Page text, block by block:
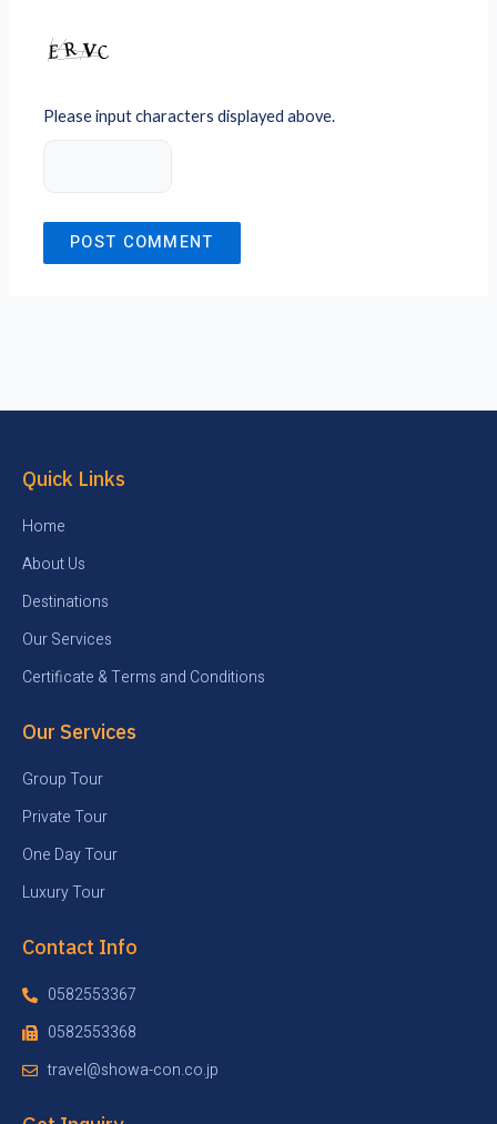
Please input characters displayed above.
Quick Links
Home
About Us
Destinations
Our Services
Certificate & Terms and Conditions
Our Services
Group Tour
Private Tour
One Day Tour
Luxury Tour
Contact Info
0582553367
0582553368
travel@showa-con.co.jp